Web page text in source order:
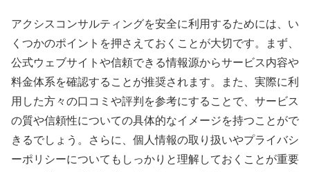
アクシスコンサルティングを安全に利用するためには、い
くつかのポイントを押さえておくことが大切です。まず、
公式ウェブサイトや信頼できる情報源からサービス内容や
料金体系を確認することが推奨されます。また、実際に利
用した方々の口コミや評判を参考にすることで、サービス
の質や信頼性についての具体的なイメージを持つことがで
きるでしょう。さらに、個人情報の取り扱いやプライバシ
ーポリシーについてもしっかりと理解しておくことが重要